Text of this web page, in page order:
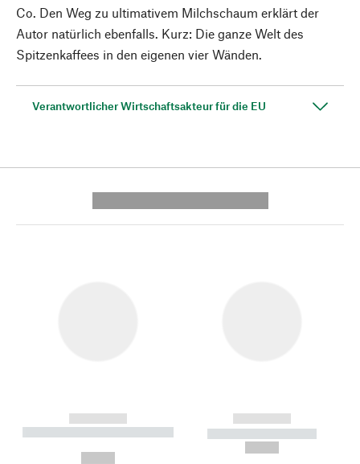
Co. Den Weg zu ultimativem Milchschaum erklärt der
Autor natürlich ebenfalls. Kurz: Die ganze Welt des
Spitzenkaffees in den eigenen vier Wänden.
Verantwortlicher Wirtschaftsakteur für die EU
------------
----------- ----------- --------
------------
----------- -----------